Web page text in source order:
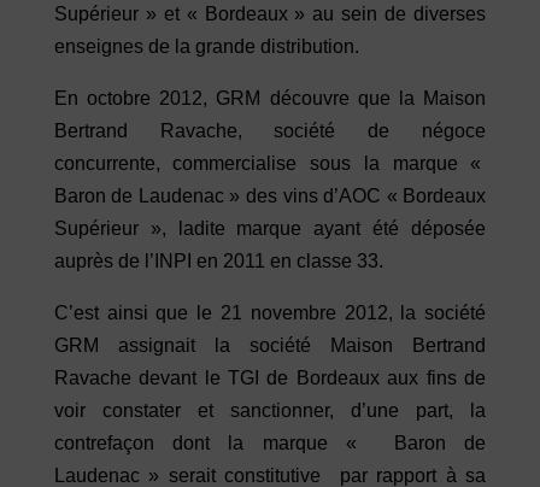
Supérieur » et « Bordeaux » au sein de diverses
enseignes de la grande distribution.
En octobre 2012, GRM découvre que la Maison
Bertrand Ravache, société de négoce
concurrente, commercialise sous la marque «
Baron de Laudenac » des vins d’AOC « Bordeaux
Supérieur », ladite marque ayant été déposée
auprès de l’INPI en 2011 en classe 33.
C’est ainsi que le 21 novembre 2012, la société
GRM assignait la société Maison Bertrand
Ravache devant le TGI de Bordeaux aux fins de
voir constater et sanctionner, d’une part, la
contrefaçon dont la marque « Baron de
Laudenac » serait constitutive par rapport à sa